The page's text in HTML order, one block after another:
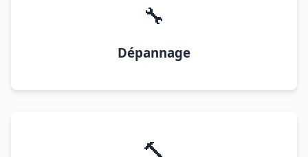
🔧
Dépannage
🔨